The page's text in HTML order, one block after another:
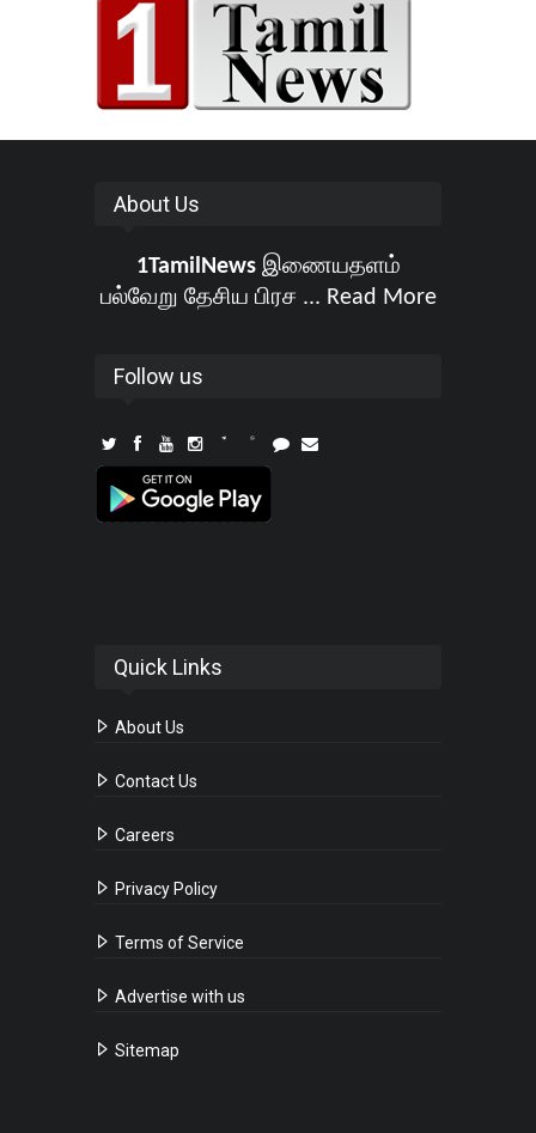
About Us
1TamilNewsஇணையதளம்
பல்வேறு தேசிய பிரச ... Read More
Follow us
Quick Links
About Us
Contact Us
Careers
Privacy Policy
Terms of Service
Advertise with us
Sitemap